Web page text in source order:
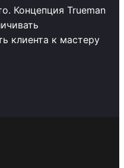
Концепция Trueman
клиента к мастеру